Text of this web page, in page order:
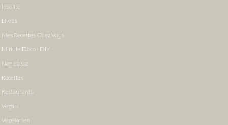
Insolite
Livres
Mes Recettes Chez Vous
Minute Deco - DIY
Non classé
Recettes
Restaurants
Vegan
Végétarien